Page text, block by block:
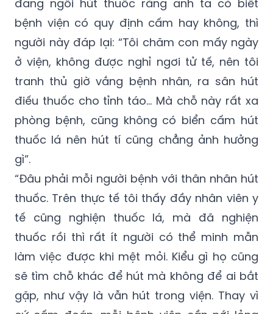
người này đáp lại: “Tôi chăm con mấy ngày
ở viện, không được nghỉ ngơi tử tế, nên tôi
tranh thủ giờ vắng bệnh nhân, ra sân hút
điếu thuốc cho tỉnh táo... Mà chỗ này rất xa
phòng bệnh, cũng không có biển cấm hút
thuốc lá nên hút tí cũng chẳng ảnh hưởng
gì”.
“Đâu phải mỗi người bệnh với thân nhân hút
thuốc. Trên thực tế tôi thấy đầy nhân viên y
tế cũng nghiện thuốc lá, mà đã nghiện
thuốc rồi thì rất ít người có thể minh mẫn
làm việc được khi mệt mỏi. Kiểu gì họ cũng
sẽ tìm chỗ khác để hút mà không để ai bắt
gặp, như vậy là vẫn hút trong viện. Thay vì
cứ cấm đoán, mỗi bệnh viện cần nới lỏng
luật, xây dựng riêng một phòng để cho